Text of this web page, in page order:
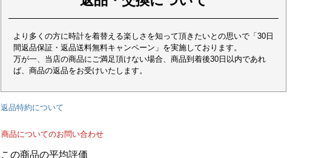
より多くの方に時計を着替える楽しさを知って頂きたいとの思いで「30日
間返品保証・返品送料無料キャンペーン」を実施しております。
万が一、当店の商品にご満足頂けない場合、商品到着後30日以内であれ
ば、商品の返品をお受けいたします。
返品特約について
商品についてのお問い合わせ